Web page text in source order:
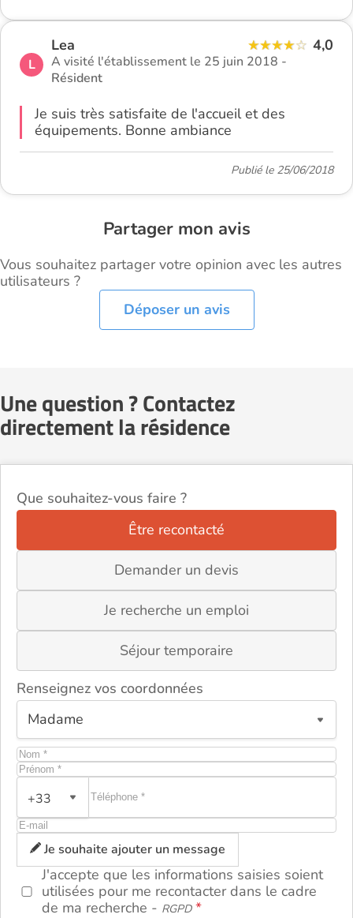
L
Lea 4,0
A visité l'établissement le 25 juin 2018 -
Résident
Je suis très satisfaite de l'accueil et des
équipements. Bonne ambiance
Publié le 25/06/2018
Partager mon avis
Vous souhaitez partager votre opinion avec les autres
utilisateurs ?
Déposer un avis
Une question ? Contactez
directement la résidence
Que souhaitez-vous faire ?
Être recontacté
Demander un devis
Je recherche un emploi
Séjour temporaire
Renseignez vos coordonnées
+33
Je souhaite ajouter un message
J'accepte que les informations saisies soient
utilisées pour me recontacter dans le cadre
de ma recherche - RGPD
ou